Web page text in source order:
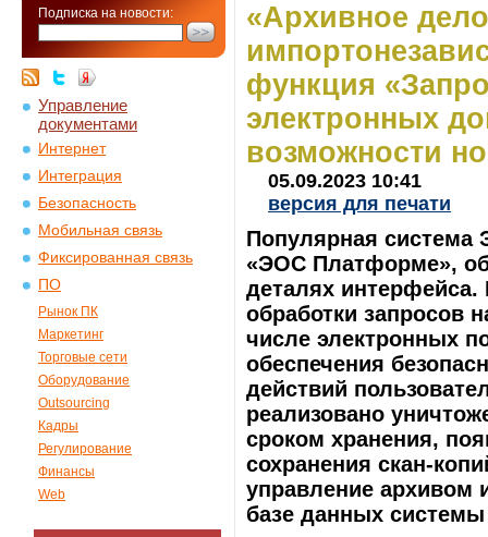
Подписка на новости:
Управление
документами
Интернет
Интеграция
Безопасность
Мобильная связь
Фиксированная связь
ПО
Рынок ПК
Маркетинг
Торговые сети
Оборудование
Outsourcing
Кадры
Регулирование
Финансы
Web
«Архивное
функция
электронных
возможности
05.09.2023 10:41
версия для печати
Популярная система
«ЭОС Платформе»,
деталях
обработки запросов
числе электронных
обеспечения
действий
реализовано
сроком хранения,
сохранения скан-
управление архивом
базе данных